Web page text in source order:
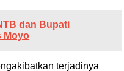
dan Bupati
Moyo
terjadinya